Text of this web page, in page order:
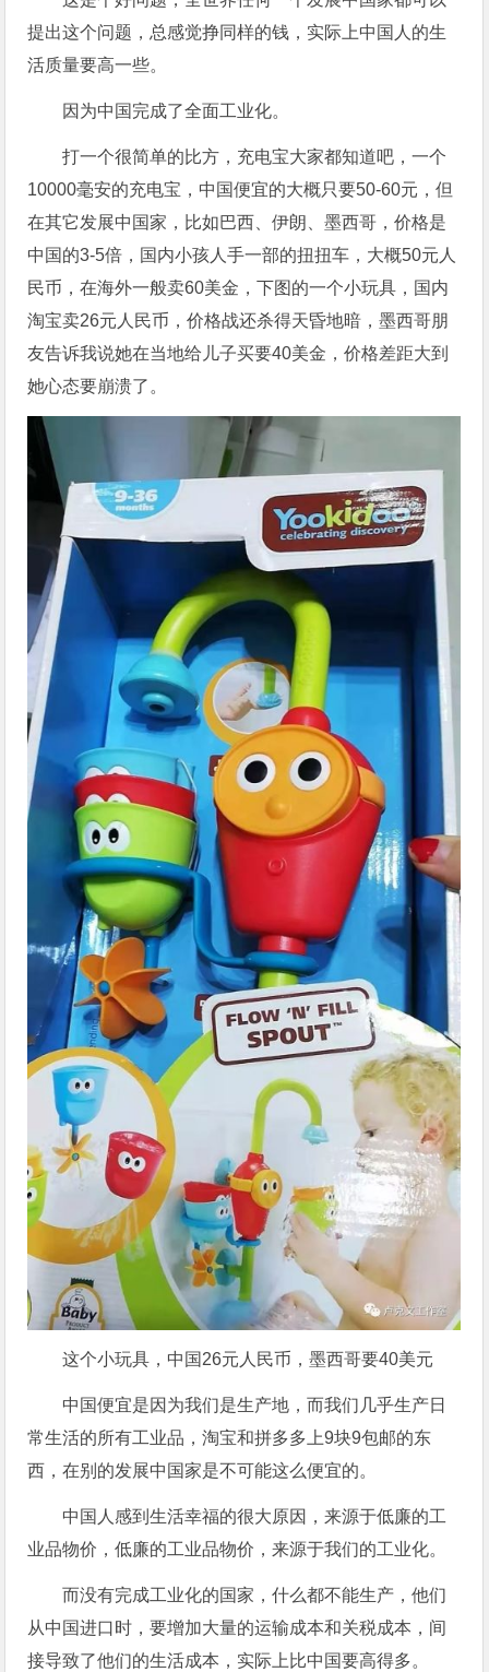
提出这个问题，总感觉挣同样的钱，实际上中国人的生
活质量要高一些。
因为中国完成了全面工业化。
打一个很简单的比方，充电宝大家都知道吧，一个
10000毫安的充电宝，中国便宜的大概只要50-60元，但
在其它发展中国家，比如巴西、伊朗、墨西哥，价格是
中国的3-5倍，国内小孩人手一部的扭扭车，大概50元人
民币，在海外一般卖60美金，下图的一个小玩具，国内
淘宝卖26元人民币，价格战还杀得天昏地暗，墨西哥朋
友告诉我说她在当地给儿子买要40美金，价格差距大到
她心态要崩溃了。
这个小玩具，中国26元人民币，墨西哥要40美元
中国便宜是因为我们是生产地，而我们几乎生产日
常生活的所有工业品，淘宝和拼多多上9块9包邮的东
西，在别的发展中国家是不可能这么便宜的。
中国人感到生活幸福的很大原因，来源于低廉的工
业品物价，低廉的工业品物价，来源于我们的工业化。
而没有完成工业化的国家，什么都不能生产，他们
从中国进口时，要增加大量的运输成本和关税成本，间
接导致了他们的生活成本，实际上比中国要高得多。